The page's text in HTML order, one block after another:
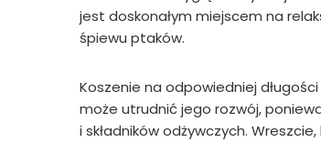
jest doskonałym miejscem na
śpiewu ptaków.
Koszenie na odpowiedniej
może utrudnić jego rozwój,
i składników odżywczych.